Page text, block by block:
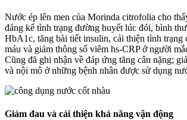
Nước ép lên men của Morinda citrofolia cho
đáng kể tình trạng đường huyết lúc đói, bình
HbA1c, tăng bài tiết insulin, cải thiện tình trạng
máu và giảm thông số viêm hs-CRP ở người
Cũng đã ghi nhận về đáp ứng tăng cân nặng;
và nội mô ở những bệnh nhân được sử dụng
Giảm đau và cải thiện khả năng vận động